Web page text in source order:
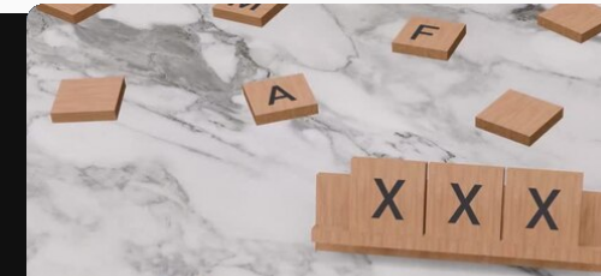
วิดีโอ
คลิปวิดีโอ
โมชั่นกราฟิก
เทมเพลตวิดีโอ
ไอคอน
แบบจำลอง 3 มิติ
แบบอักษร
แพลตฟอร์มสร้างสรรค์เพื่อผลักดันผลงานที่ดี
ที่สุดของคุณ ผู้ใช้งานกว่า 1 ล้านราย
ครอบคลุมทั้งครีเอทีฟ, บริษัท, เอเจนซี และสตูดิ
ภาษาไทย
ผลิตภัณฑ์
Spaces
ผู้ช่วย AI
เครื่องมือสร้าง
รูปภาพด้วย AI